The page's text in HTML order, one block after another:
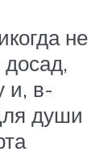
не
и, в-
души